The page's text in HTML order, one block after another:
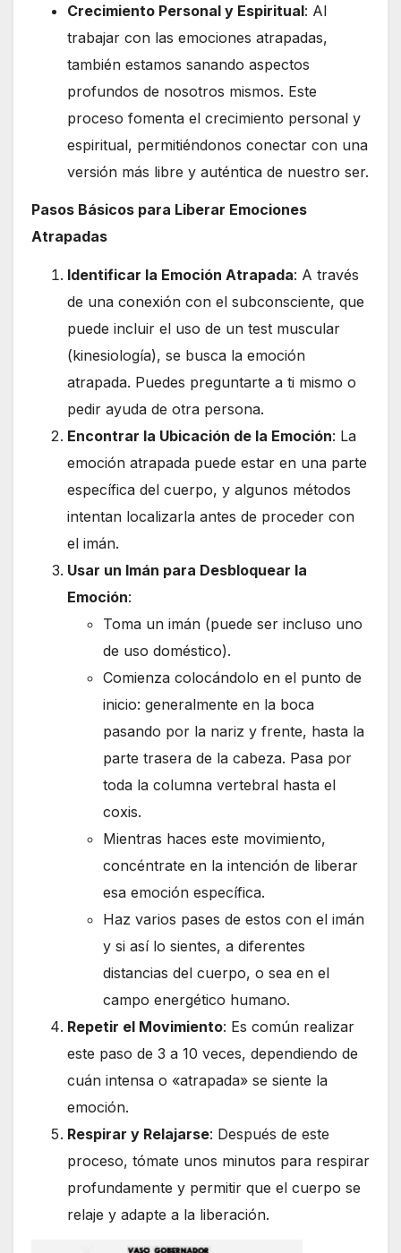
Crecimiento Personal y Espiritual: Al
trabajar con las emociones atrapadas,
también estamos sanando aspectos
profundos de nosotros mismos. Este
proceso fomenta el crecimiento personal y
espiritual, permitiéndonos conectar con una
versión más libre y auténtica de nuestro ser.
Pasos Básicos para Liberar Emociones
Atrapadas
Identificar la Emoción Atrapada: A través
de una conexión con el subconsciente, que
puede incluir el uso de un test muscular
(kinesiología), se busca la emoción
atrapada. Puedes preguntarte a ti mismo o
pedir ayuda de otra persona.
Encontrar la Ubicación de la Emoción: La
emoción atrapada puede estar en una parte
específica del cuerpo, y algunos métodos
intentan localizarla antes de proceder con
el imán.
Usar un Imán para Desbloquear la
Emoción:
Toma un imán (puede ser incluso uno
de uso doméstico).
Comienza colocándolo en el punto de
inicio: generalmente en la boca
pasando por la nariz y frente, hasta la
parte trasera de la cabeza. Pasa por
toda la columna vertebral hasta el
coxis.
Mientras haces este movimiento,
concéntrate en la intención de liberar
esa emoción específica.
Haz varios pases de estos con el imán
y si así lo sientes, a diferentes
distancias del cuerpo, o sea en el
campo energético humano.
Repetir el Movimiento: Es común realizar
este paso de 3 a 10 veces, dependiendo de
cuán intensa o «atrapada» se siente la
emoción.
Respirar y Relajarse: Después de este
proceso, tómate unos minutos para respirar
profundamente y permitir que el cuerpo se
relaje y adapte a la liberación.